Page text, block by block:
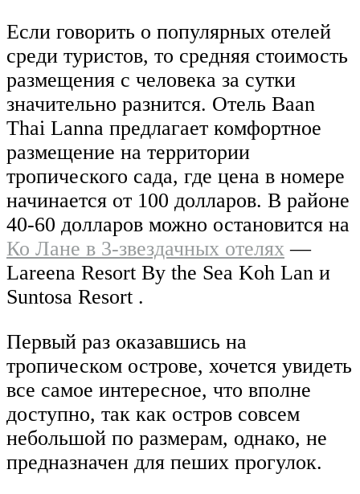
Если говорить о популярных отелей
среди туристов, то средняя стоимость
размещения с человека за сутки
значительно разнится. Отель Baan
Thai Lanna предлагает комфортное
размещение на территории
тропического сада, где цена в номере
начинается от 100 долларов. В районе
40-60 долларов можно остановится на
Ко Лане в 3-звездачных отелях —
Lareena Resort By the Sea Koh Lan и
Suntosa Resort .
Первый раз оказавшись на
тропическом острове, хочется увидеть
все самое интересное, что вполне
доступно, так как остров совсем
небольшой по размерам, однако, не
предназначен для пеших прогулок.